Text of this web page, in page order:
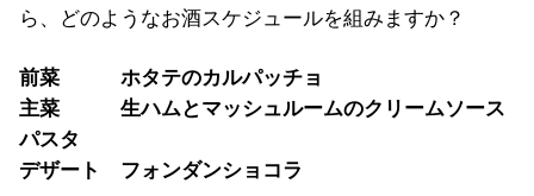
ら、どのようなお酒スケジュールを組みますか？
前菜 ホタテのカルパッチョ
主菜 生ハムとマッシュルームのクリームソース
パスタ
デザート フォンダンショコラ